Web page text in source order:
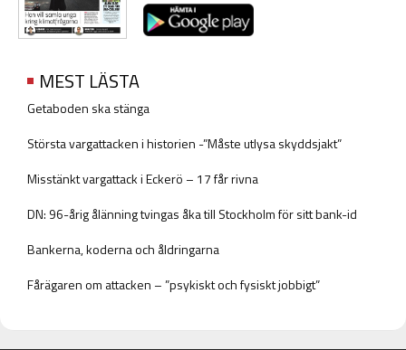
MEST LÄSTA
Getaboden ska stänga
Största vargattacken i historien -”Måste utlysa skyddsjakt”
Misstänkt vargattack i Eckerö – 17 får rivna
DN: 96-årig ålänning tvingas åka till Stockholm för sitt bank-id
Bankerna, koderna och åldringarna
Fårägaren om attacken – ”psykiskt och fysiskt jobbigt”